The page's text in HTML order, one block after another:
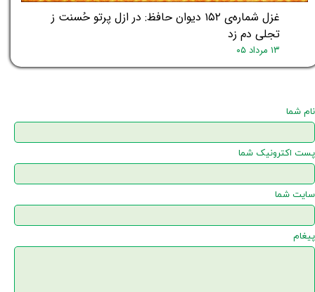
غزل شماره‌ی ۱۵۲ دیوان حافظ: در ازل پرتو حُسنت ز
تجلی دم زد
۱۳ مرداد ۰۵
نام شما
پست اکترونیک شما
سایت شما
پیغام